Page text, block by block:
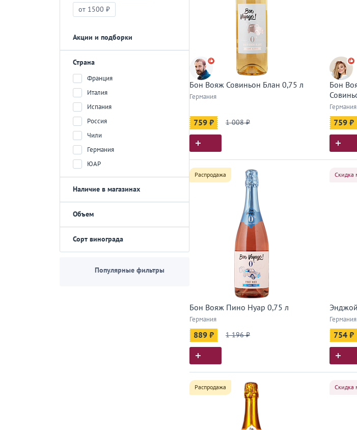
от 1500 ₽
Акции и подборки
Страна
Франция
Италия
Испания
Россия
Чили
Германия
ЮАР
Наличие в магазинах
Объем
Сорт винограда
Популярные фильтры
Бон Вояж Совиньон Блан 0,75 л
Германия
759 ₽ 1 008 ₽
Бон
Германия
759 ₽
Распродажа
Бон Вояж Пино Нуар 0,75 л
Германия
889 ₽ 1 196 ₽
Скидка
Германия
754 ₽
Распродажа Скидка